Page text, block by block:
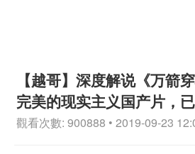
【越哥】深度解说《万箭
完美的现实主义国产片，
觀看次數: 900888 • 2019-09-23